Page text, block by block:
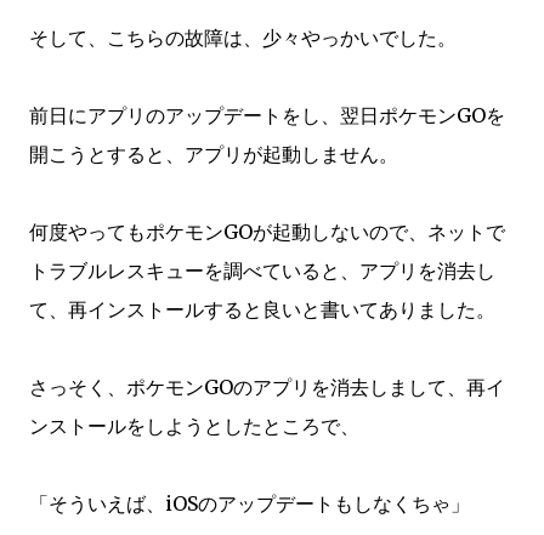
そして、こちらの故障は、少々やっかいでした。
前日にアプリのアップデートをし、翌日ポケモンGOを
開こうとすると、アプリが起動しません。
何度やってもポケモンGOが起動しないので、ネットで
トラブルレスキューを調べていると、アプリを消去し
て、再インストールすると良いと書いてありました。
さっそく、ポケモンGOのアプリを消去しまして、再イ
ンストールをしようとしたところで、
「そういえば、iOSのアップデートもしなくちゃ」